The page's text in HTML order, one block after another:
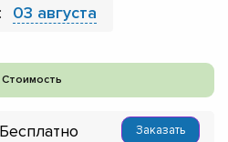
03 августа
Стоимость
Бесплатно Заказать